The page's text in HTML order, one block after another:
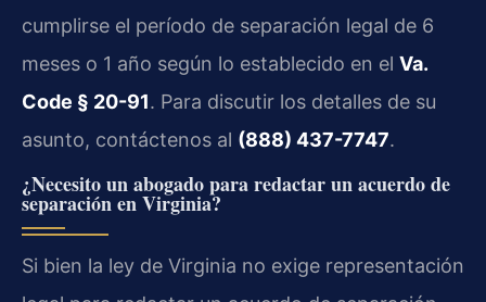
cumplirse el período de separación legal de 6
meses o 1 año según lo establecido en el Va.
Code § 20-91. Para discutir los detalles de su
asunto, contáctenos al (888) 437-7747.
¿Necesito un abogado para redactar un acuerdo de
separación en Virginia?
Si bien la ley de Virginia no exige representación